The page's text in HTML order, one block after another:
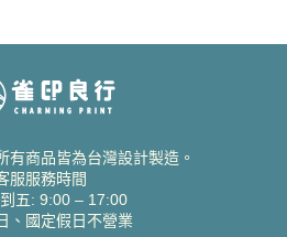
有商品皆為台灣設計製造。
服服務時間
五: 9:00 – 17:00
、國定假日不營業